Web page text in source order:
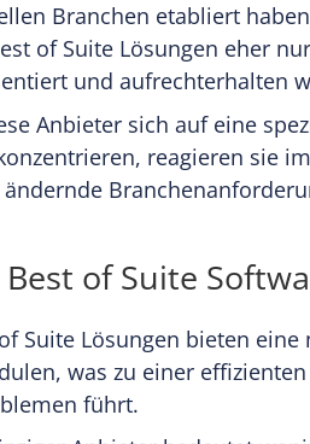
Branchen etabliert
of Suite Lösungen eher
und aufrechterhalten
Anbieter sich auf eine
reagieren sie
of Suite
Suite Lösungen bieten
was zu einer
führt.